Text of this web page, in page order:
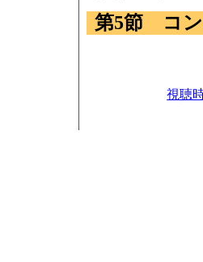
第5節 コン
視聴